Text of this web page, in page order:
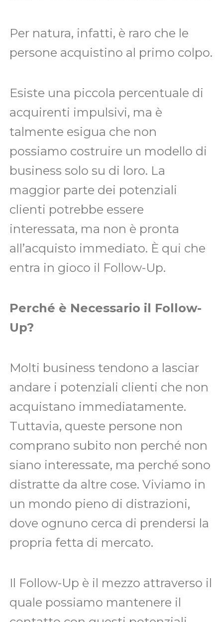
Per natura, infatti, è raro che le
persone acquistino al primo colpo.
Esiste una piccola percentuale di
acquirenti impulsivi, ma è
talmente esigua che non
possiamo costruire un modello di
business solo su di loro. La
maggior parte dei potenziali
clienti potrebbe essere
interessata, ma non è pronta
all’acquisto immediato. È qui che
entra in gioco il Follow-Up.
Perché è Necessario il Follow-
Up?
Molti business tendono a lasciar
andare i potenziali clienti che non
acquistano immediatamente.
Tuttavia, queste persone non
comprano subito non perché non
siano interessate, ma perché sono
distratte da altre cose. Viviamo in
un mondo pieno di distrazioni,
dove ognuno cerca di prendersi la
propria fetta di mercato.
Il Follow-Up è il mezzo attraverso il
quale possiamo mantenere il